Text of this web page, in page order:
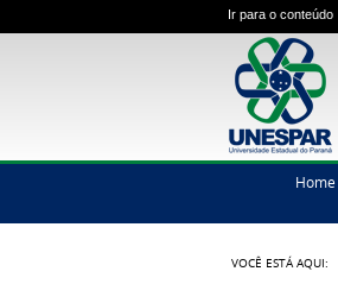
Ir para o conteúdo
Home
VOCÊ ESTÁ AQUI: